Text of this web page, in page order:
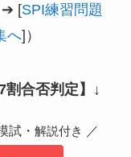
➔ [SPI練習問題
へ]）
合否判定】 ↓
試・ 解説付き ／